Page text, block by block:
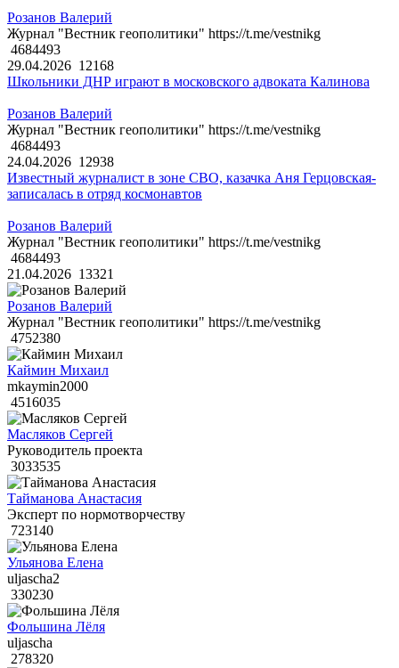
Розанов Валерий
Журнал "Вестник геополитики" https://t.me/vestnikg
4684493
29.04.2026 12168
Школьники ДНР играют в московского адвоката Калинова
Розанов Валерий
Журнал "Вестник геополитики" https://t.me/vestnikg
4684493
24.04.2026 12938
Известный журналист в зоне СВО, казачка Аня Герцовская-
записалась в отряд космонавтов
Розанов Валерий
Журнал "Вестник геополитики" https://t.me/vestnikg
4684493
21.04.2026 13321
Розанов Валерий
Журнал "Вестник геополитики" https://t.me/vestnikg
4752380
Каймин Михаил
mkaymin2000
4516035
Масляков Сергей
Руководитель проекта
3033535
Тайманова Анастасия
Эксперт по нормотворчеству
723140
Ульянова Елена
uljascha2
330230
Фольшина Лёля
uljascha
278320